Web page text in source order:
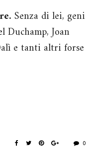
Senza di lei, geni
Duchamp, Joan
e tanti altri forse
0